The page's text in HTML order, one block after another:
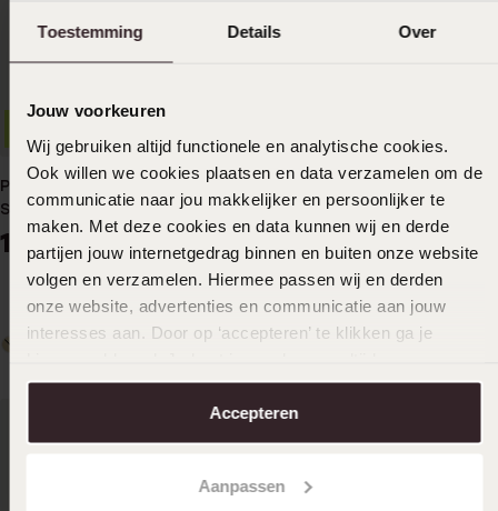
Toestemming Details Over
Jouw voorkeuren
Wij gebruiken altijd functionele en analytische cookies.
Ook willen we cookies plaatsen en data verzamelen om de
communicatie naar jou makkelijker en persoonlijker te
maken. Met deze cookies en data kunnen wij en derde
partijen jouw internetgedrag binnen en buiten onze website
volgen en verzamelen. Hiermee passen wij en derden
onze website, advertenties en communicatie aan jouw
interesses aan. Door op ‘accepteren’ te klikken ga je
aanpassen. Lees er meer over in onscookiebeleid.
Accepteren
Aanpassen
Palladium Trauring
Stephanotus Herren H52P
1149
Palladium Trauring Orchidee
2249
+2